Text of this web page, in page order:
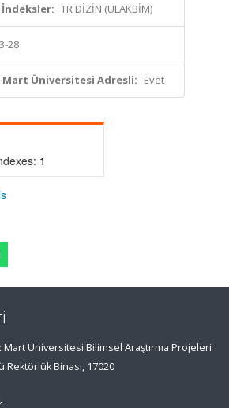
İndeksler: TR DİZİN (ULAKBİM)
28
Mart Üniversitesi Adresli: Evet
1
Mart Üniversitesi Bilimsel Araştırma Projeleri
Binası, 17020